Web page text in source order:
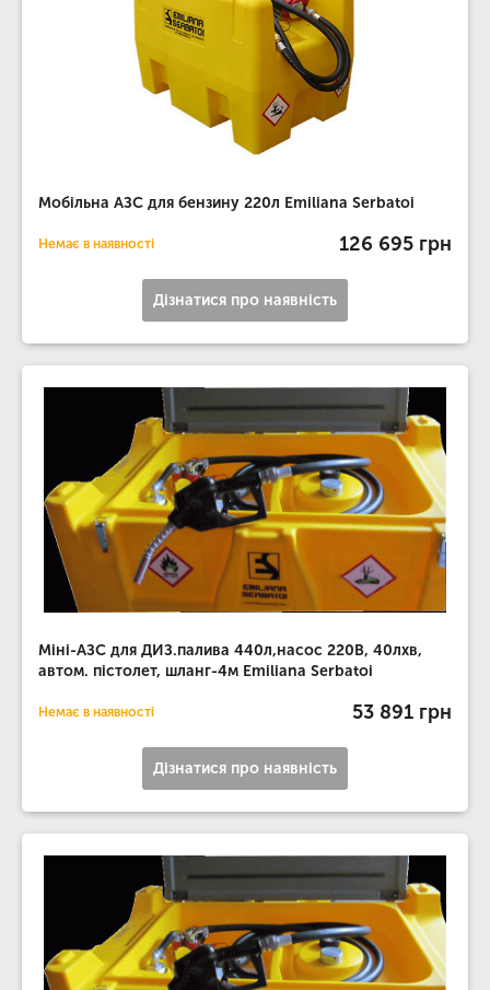
Мобільна АЗС для бензину 220л Emiliana Serbatoi
Немає в наявності 126 695 грн
Дізнатися про наявність
Міні-АЗС для ДИЗ.палива 440л,насос 220В, 40лхв,
автом. пістолет, шланг-4м Emiliana Serbatoi
Немає в наявності 53 891 грн
Дізнатися про наявність